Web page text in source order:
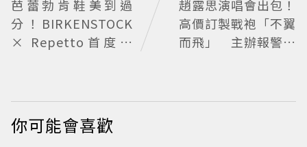
芭蕾勃肯鞋美到過
分！BIRKENSTOCK
× Repetto首度聯
趙露思演唱會出包！
高價訂製戰袍「不翼
而飛」 主辦報警認
你可能會喜歡